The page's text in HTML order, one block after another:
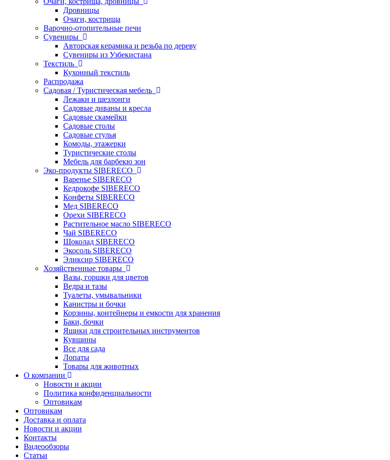
Дровницы
Очаги, кострища
Варочно-отопительные печи
Сувениры
Авторская керамика и резьба по дереву
Сувениры из Узбекистана
Текстиль
Кухонный текстиль
Распродажа
Садовая / Туристическая мебель
Лежаки и шезлонги
Садовые диваны и кресла
Садовые скамейки
Садовые столы
Садовые стулья
Комоды, этажерки
Туристические столы
Мебель для барбекю зон
Эко-продукты SIBERECO
Варенье SIBERECO
Кедрокофе SIBERECO
Конфеты SIBERECO
Мед SIBERECO
Орехи SIBERECO
Растительное масло SIBERECO
Чай SIBERECO
Шоколад SIBERECO
Экосоль SIBERECO
Эликсир SIBERECO
Хозяйственные товары
Вазы, горшки для цветов
Ведра и тазы
Туалеты, умывальники
Канистры и бочки
Корзины, контейнеры и емкости для хранения
Баки, бочки
Ящики для строительных инструментов
Кувшины
Все для сада
Лопаты
Товары для животных
О компании
Новости и акции
Политика конфиденциальности
Оптовикам
Оптовикам
Доставка и оплата
Новости и акции
Контакты
Видеообзоры
Статьи